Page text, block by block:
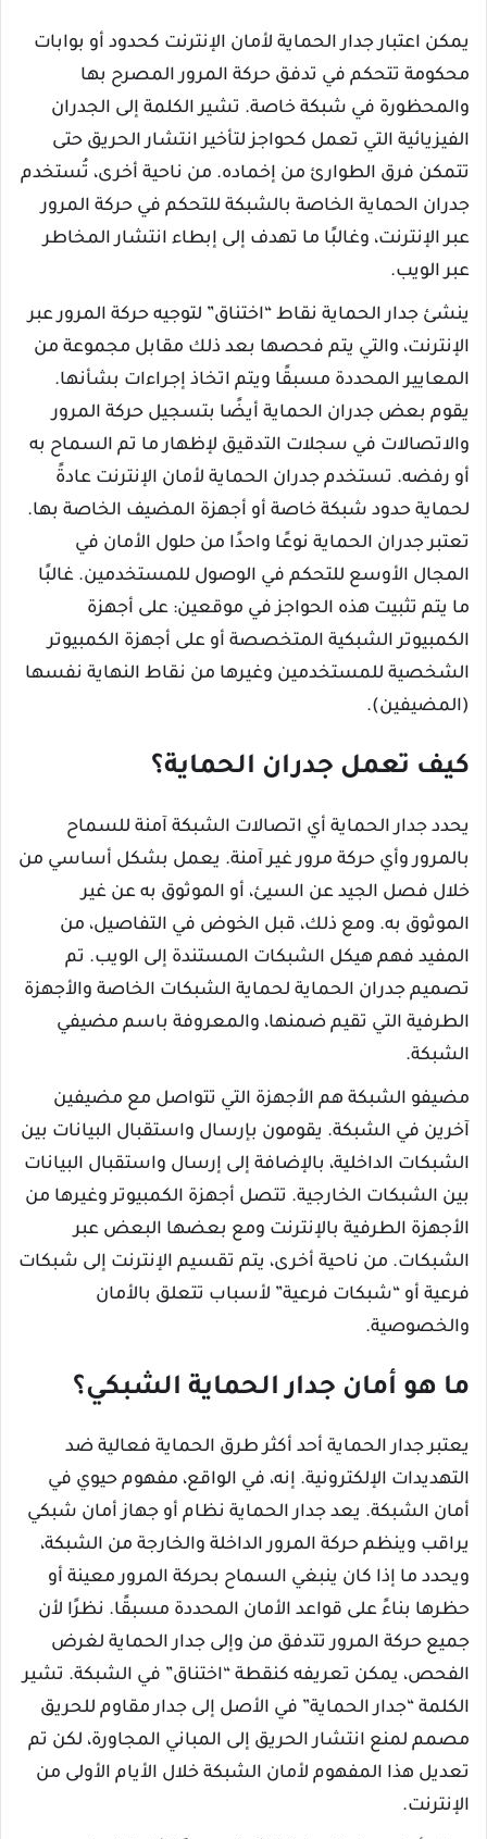
يمكن اعتبار جدار الحماية لأمان الإنترنت كحدود أو بوابات
محكومة تتحكم في تدفق حركة المرور المصرح بها
والمحظورة في شبكة خاصة. تشير الكلمة إلى الجدران
الفيزيائية التي تعمل كحواجز لتأخير انتشار الحريق حتى
تتمكن فرق الطوارئ من إخماده. من ناحية أخرى، تُستخدم
جدران الحماية الخاصة بالشبكة للتحكم في حركة المرور
عبر الإنترنت، وغالبًا ما تهدف إلى إبطاء انتشار المخاطر
عبر الويب.
ينشئ جدار الحماية نقاط “اختناق” لتوجيه حركة المرور عبر
الإنترنت، والتي يتم فحصها بعد ذلك مقابل مجموعة من
المعايير المحددة مسبقًا ويتم اتخاذ إجراءات بشأنها.
يقوم بعض جدران الحماية أيضًا بتسجيل حركة المرور
والاتصالات في سجلات التدقيق لإظهار ما تم السماح به
أو رفضه. تستخدم جدران الحماية لأمان الإنترنت عادةً
لحماية حدود شبكة خاصة أو أجهزة المضيف الخاصة بها.
تعتبر جدران الحماية نوعًا واحدًا من حلول الأمان في
المجال الأوسع للتحكم في الوصول للمستخدمين. غالبًا
ما يتم تثبيت هذه الحواجز في موقعين: على أجهزة
الكمبيوتر الشبكية المتخصصة أو على أجهزة الكمبيوتر
الشخصية للمستخدمين وغيرها من نقاط النهاية نفسها
(المضيفين).
كيف تعمل جدران الحماية؟
يحدد جدار الحماية أي اتصالات الشبكة آمنة للسماح
بالمرور وأي حركة مرور غير آمنة. يعمل بشكل أساسي من
خلال فصل الجيد عن السيئ، أو الموثوق به عن غير
الموثوق به. ومع ذلك، قبل الخوض في التفاصيل، من
المفيد فهم هيكل الشبكات المستندة إلى الويب. تم
تصميم جدران الحماية لحماية الشبكات الخاصة والأجهزة
الطرفية التي تقيم ضمنها، والمعروفة باسم مضيفي
الشبكة.
مضيفو الشبكة هم الأجهزة التي تتواصل مع مضيفين
آخرين في الشبكة. يقومون بإرسال واستقبال البيانات بين
الشبكات الداخلية، بالإضافة إلى إرسال واستقبال البيانات
بين الشبكات الخارجية. تتصل أجهزة الكمبيوتر وغيرها من
الأجهزة الطرفية بالإنترنت ومع بعضها البعض عبر
الشبكات. من ناحية أخرى، يتم تقسيم الإنترنت إلى شبكات
فرعية أو “شبكات فرعية” لأسباب تتعلق بالأمان
والخصوصية.
ما هو أمان جدار الحماية الشبكي؟
يعتبر جدار الحماية أحد أكثر طرق الحماية فعالية ضد
التهديدات الإلكترونية. إنه، في الواقع، مفهوم حيوي في
أمان الشبكة. يعد جدار الحماية نظام أو جهاز أمان شبكي
يراقب وينظم حركة المرور الداخلة والخارجة من الشبكة،
ويحدد ما إذا كان ينبغي السماح بحركة المرور معينة أو
حظرها بناءً على قواعد الأمان المحددة مسبقًا. نظرًا لأن
جميع حركة المرور تتدفق من وإلى جدار الحماية لغرض
الفحص، يمكن تعريفه كنقطة “اختناق” في الشبكة. تشير
الكلمة “جدار الحماية” في الأصل إلى جدار مقاوم للحريق
مصمم لمنع انتشار الحريق إلى المباني المجاورة، لكن تم
تعديل هذا المفهوم لأمان الشبكة خلال الأيام الأولى من
الإنترنت.